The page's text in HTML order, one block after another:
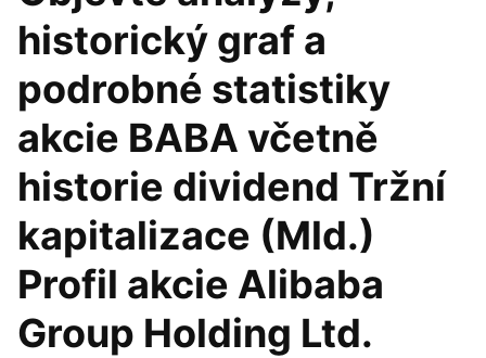
historický graf a
podrobné statistiky
akcie BABA včetně
historie dividend Tržní
kapitalizace (Mld.)
Profil akcie Alibaba
Group Holding Ltd.